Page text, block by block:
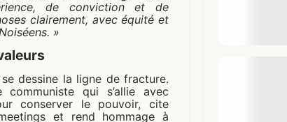
de conviction et de
clairement, avec équité et
»
dessine la ligne de fracture.
communiste qui s’allie avec
conserver le pouvoir, cite
et rend hommage à